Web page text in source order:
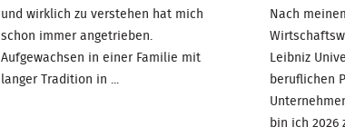
und wirklich zu verstehen hat mich
schon immer angetrieben.
Aufgewachsen in einer Familie mit
langer Tradition in ...
Nach
Leibniz
beruflichen
bin ich 2026